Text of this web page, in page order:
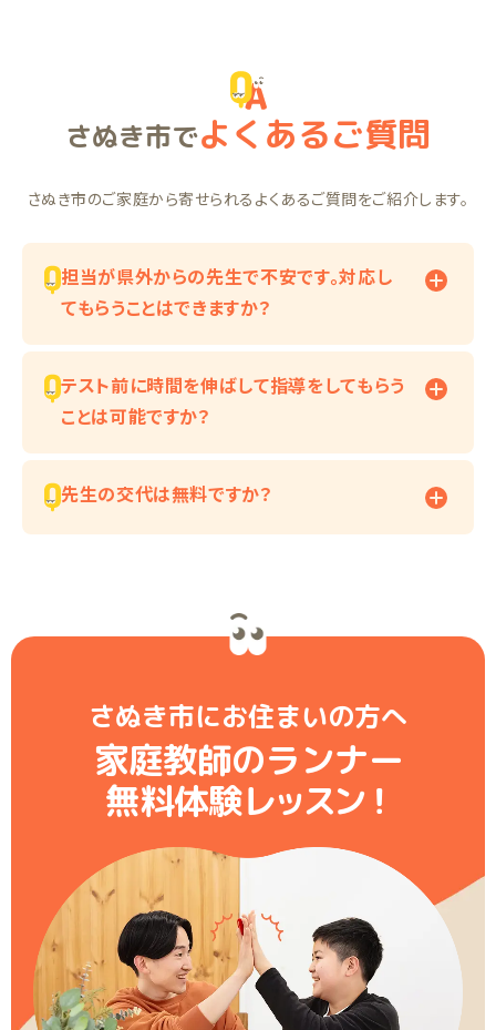
さぬき市でよくあるご質問
さぬき市のご家庭から寄せられるよくあるご質問をご紹介します。
担当が県外からの先生で不安です。対応し
てもらうことはできますか？
テスト前に時間を伸ばして指導をしてもらう
ことは可能ですか？
先生の交代は無料ですか？
さぬき市にお住まいの方へ
家庭教師のランナー
無料体験レッスン！